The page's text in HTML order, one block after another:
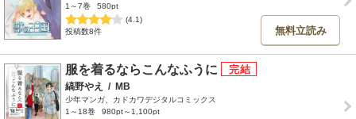
1～7巻
580pt
(4.1)
投稿数8件
無料立読み
服を着るならこんなふうに
縞野やえ / MB
少年マンガ、カドカワデジタルコミックス
1～18巻
980pt～1,100pt